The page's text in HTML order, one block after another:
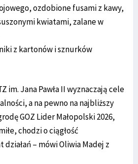
ozdobione fusami z kawy,
kwiatami, zalane w
z kartonów i sznurków
im. Jana Pawła II wyznaczają cele
a na pewno na najbliższy
GOZ Lider Małopolski 2026,
chodzi o ciągłość
– mówi Oliwia Madej z